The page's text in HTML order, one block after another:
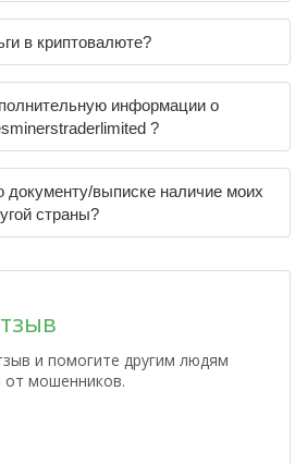
в криптовалюте?
информации о
?
документу/выписке наличие моих
страны?
и помогите другим людям
от мошенников.